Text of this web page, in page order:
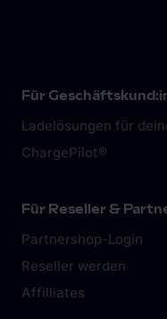
Für
Ladelösungen für
ChargePilot®
Für Reseller &
Partnershop-Login
Reseller werden
Affilliates